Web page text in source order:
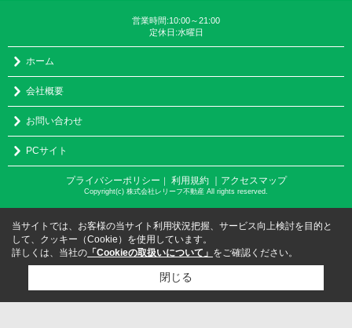
営業時間:10:00～21:00
定休日:水曜日
ホーム
会社概要
お問い合わせ
PCサイト
プライバシーポリシー ｜ 利用規約 ｜アクセスマップ
Copyright(c) 株式会社レリーフ不動産 All rights reserved.
当サイトでは、お客様の当サイト利用状況把握、サービス向上検討を目的と
して、クッキー（Cookie）を使用しています。
詳しくは、当社の 「Cookieの取扱いについて」 をご確認ください。
閉じる